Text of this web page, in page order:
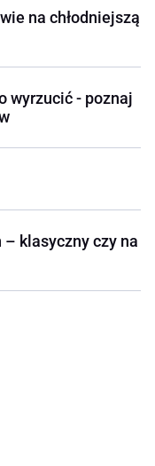
na chłodniejszą
wyrzucić - poznaj
klasyczny czy na